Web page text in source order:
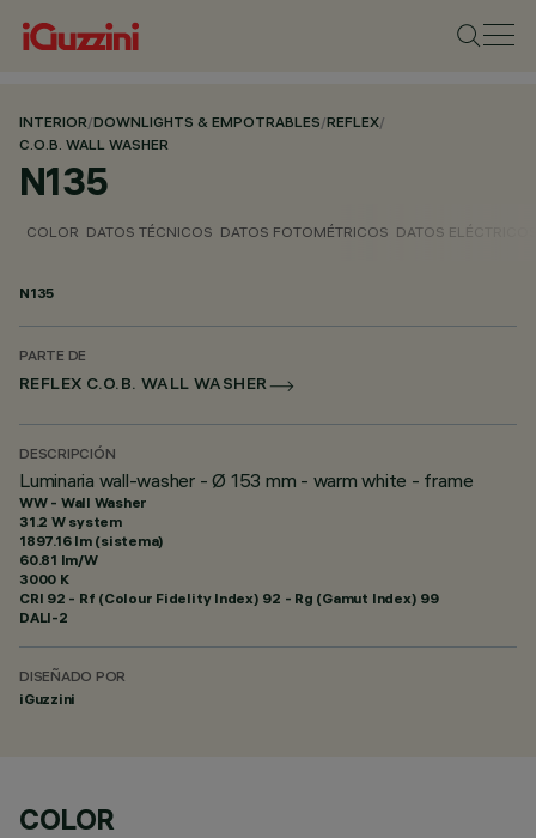
INTERIOR/DOWNLIGHTS & EMPOTRABLES/REFLEX/
C.O.B. WALL WASHER
N135
COLOR DATOS TÉCNICOS DATOS FOTOMÉTRICOS DATOS
N135
PARTE DE
REFLEX C.O.B. WALL WASHER
DESCRIPCIÓN
Luminaria wall-washer - Ø 153 mm - warm white - frame
WW - Wall Washer
31.2 W system
1897.16 lm (sistema)
60.81 lm/W
3000 K
CRI 92 - Rf (Colour Fidelity Index) 92 - Rg (Gamut Index) 99
DALI-2
DISEÑADO POR
iGuzzini
COLOR